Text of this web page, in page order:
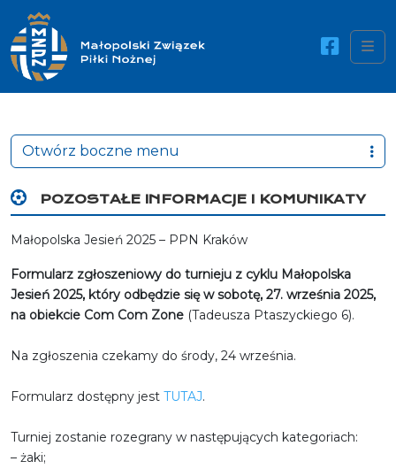
POZOSTAŁE INFORMACJE I KOMUNIKATY
Małopolska Jesień 2025 – PPN Kraków
Formularz zgłoszeniowy do turnieju z cyklu Małopolska
Jesień 2025, który odbędzie się w sobotę, 27. września 2025,
na obiekcie Com Com Zone (Tadeusza Ptaszyckiego 6).
Na zgłoszenia czekamy do środy, 24 września.
Formularz dostępny jest TUTAJ.
Turniej zostanie rozegrany w następujących kategoriach:
– żaki;
Otwórz boczne menu